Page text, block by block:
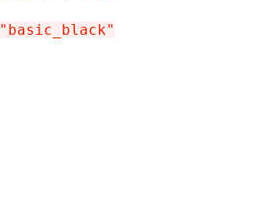
"basic_black"